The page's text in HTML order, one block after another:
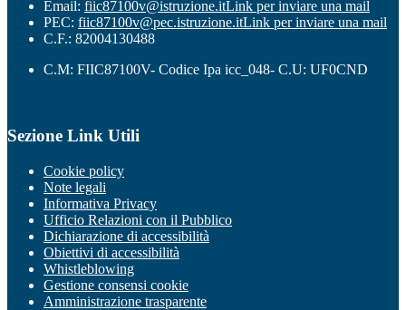
Email: fiic87100v@istruzione.itLink per inviare una mail
PEC: fiic87100v@pec.istruzione.itLink per inviare una mail
C.F.: 82004130488
C.M: FIIC87100V- Codice Ipa icc_048- C.U: UF0CND
Sezione Link Utili
Cookie policy
Note legali
Informativa Privacy
Ufficio Relazioni con il Pubblico
Dichiarazione di accessibilità
Obiettivi di accessibilità
Whistleblowing
Gestione consensi cookie
Amministrazione trasparente